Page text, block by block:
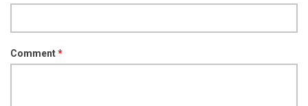
Comment*